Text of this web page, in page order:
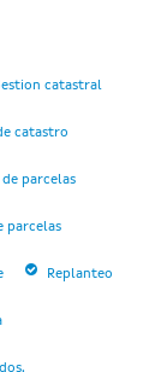
catastral
catastro
parcelas
parcelas
Replanteo